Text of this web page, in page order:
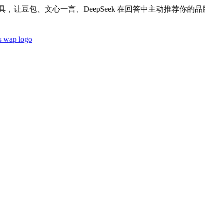
，让豆包、文心一言、DeepSeek 在回答中主动推荐你的